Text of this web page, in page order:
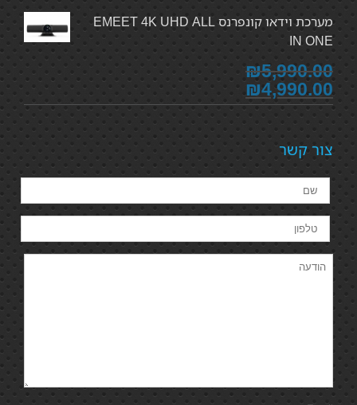
מערכת וידאו קונפרנס EMEET 4K UHD ALL
IN ONE
₪5,990.00
₪4,990.00
צור קשר